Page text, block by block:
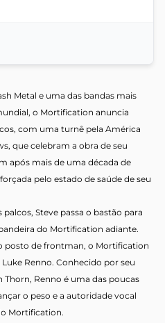
Metal e uma das bandas mais
o Mortification anuncia
com uma turnê pela América
que celebram a obra de seu
após mais de uma década de
pelo estado de saúde de seu
Steve passa o bastão para
do Mortification adiante.
posto de frontman, o Mortification
Renno. Conhecido por seu
Renno é uma das poucas
o peso e a autoridade vocal
Mortification.